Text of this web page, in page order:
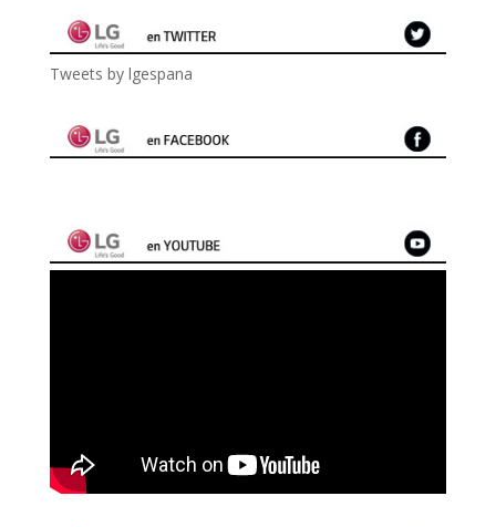
Tweets by lgespana